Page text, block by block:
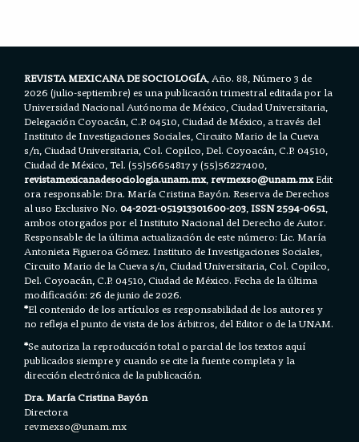
REVISTA MEXICANA DE SOCIOLOGÍA, Año. 88, Número 3 de
2026 (julio-septiembre) es una publicación trimestral editada por la
Universidad Nacional Autónoma de México, Ciudad Universitaria,
Delegación Coyoacán, C.P. 04510, Ciudad de México, a través del
Instituto de Investigaciones Sociales, Circuito Mario de la Cueva
s/n, Ciudad Universitaria, Col. Copilco, Del. Coyoacán, C.P. 04510,
Ciudad de México, Tel. (55)56654817 y (55)56227400,
revistamexicanadesociologia.unam.mx,revmexso@unam.mxEdit
ora responsable: Dra. María Cristina Bayón. Reserva de Derechos
al uso Exclusivo No.04-2021-051913301600-203,ISSN 2594-0651,
ambos otorgados por el Instituto Nacional del Derecho de Autor.
Responsable de la última actualización de este número: Lic. María
Antonieta Figueroa Gómez. Instituto de Investigaciones Sociales,
Circuito Mario de la Cueva s/n, Ciudad Universitaria, Col. Copilco,
Del. Coyoacán, C.P. 04510, Ciudad de México. Fecha de la última
modificación: 26 de junio de 2026.
*El contenido de los artículos es responsabilidad de los autores y
no refleja el punto de vista de los árbitros, del Editor o de la UNAM.
*Se autoriza la reproducción total o parcial de los textos aquí
publicados siempre y cuando se cite la fuente completa y la
dirección electrónica de la publicación.
Dra. María Cristina Bayón
Directora
revmexso@unam.mx